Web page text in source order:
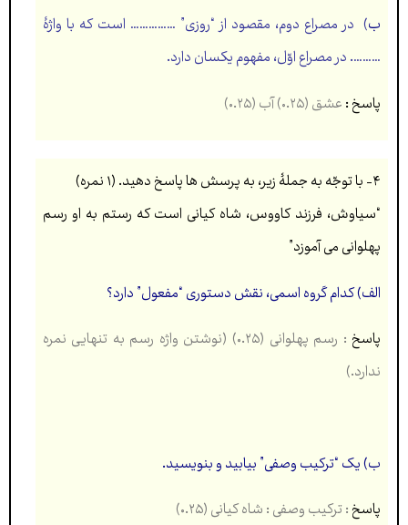
ب) در مصراع دوم، مقصود از “روزی” …………… است که با واژۀ
………. در مصراع اوّل، مفهوم یکسان دارد.
پاسخ :عشق (۰.۲۵) آب (۰.۲۵)
۴- با توجّه به جملۀ زیر، به پرسش ها پاسخ دهيد. (۱ نمره)
“سياوش، فرزند كاووس، شاه كيانی است كه رستم به او رسم
پهلوانی می آموزد”
الف) كدام گروه اسمی، نقش دستوری “مفعول” دارد؟
پاسخ
: رسم پهلوانی (۰.۲۵) (نوشتن واژه رسم به تنهایی نمره
ندارد.)
ب) یک “ترکیب وصفی” بيابید و بنویسید.
پاسخ: ترکیب وصفی : شاه کیانی (۰.۲۵)